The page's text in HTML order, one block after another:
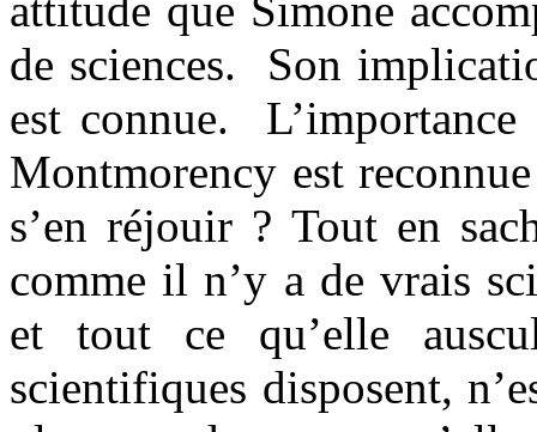
de sciences. Son
est connue.
Montmorency est
s’en réjouir ? Tout en
comme il n’y a de vrais
et tout ce qu’elle
scientifiques disposent,